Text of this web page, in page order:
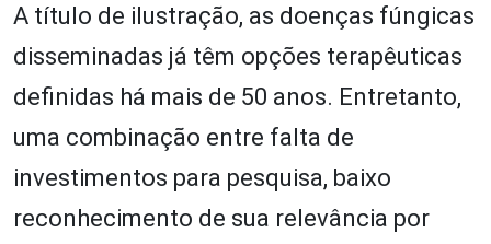
A título de ilustração, as doenças fúngicas
disseminadas já têm opções terapêuticas
definidas há mais de 50 anos. Entretanto,
uma combinação entre falta de
investimentos para pesquisa, baixo
reconhecimento de sua relevância por